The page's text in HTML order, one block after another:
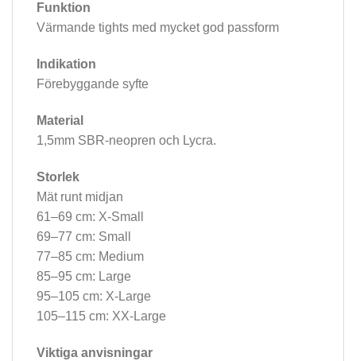
Funktion
Värmande tights med mycket god passform
Indikation
Förebyggande syfte
Material
1,5mm SBR-neopren och Lycra.
Storlek
Mät runt midjan
61–69 cm: X-Small
69–77 cm: Small
77–85 cm: Medium
85–95 cm: Large
95–105 cm: X-Large
105–115 cm: XX-Large
Viktiga anvisningar